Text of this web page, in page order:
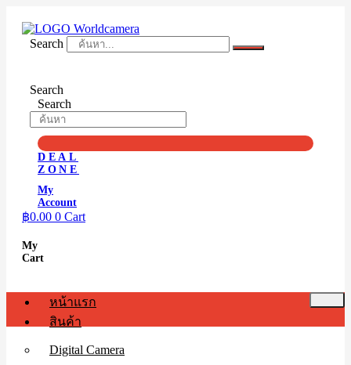
contentSearch
Search
Search
DEAL
ZONE
My
Account
฿0.00 0 Cart
My
Cart
หน้าแรก
สินค้า
Digital Camera